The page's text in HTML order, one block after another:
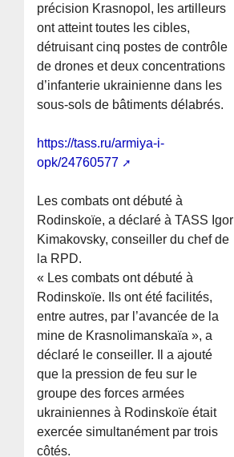
précision Krasnopol, les artilleurs
ont atteint toutes les cibles,
détruisant cinq postes de contrôle
de drones et deux concentrations
d’infanterie ukrainienne dans les
sous-sols de bâtiments délabrés.
https://tass.ru/armiya-i-
opk/24760577
Les combats ont débuté à
Rodinskoïe, a déclaré à TASS Igor
Kimakovsky, conseiller du chef de
la RPD.
« Les combats ont débuté à
Rodinskoïe. Ils ont été facilités,
entre autres, par l’avancée de la
mine de Krasnolimanskaïa », a
déclaré le conseiller. Il a ajouté
que la pression de feu sur le
groupe des forces armées
ukrainiennes à Rodinskoïe était
exercée simultanément par trois
côtés.